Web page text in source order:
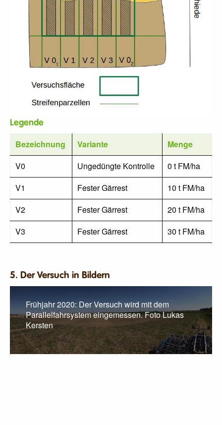
Legende
Bezeichnung Variante
Menge
V0
Ungedüngte Kontrolle
0 t FM/ha
V1
Fester Gärrest
10 t FM/ha
V2
Fester Gärrest
20 t FM/ha
V3
Fester Gärrest 30 t FM/ha
5. Der Versuch in Bildern
Frühjahr 2020: Der Versuch wird mit dem
Parallelfahrsystem eingemessen. Foto Lukas
Kersten